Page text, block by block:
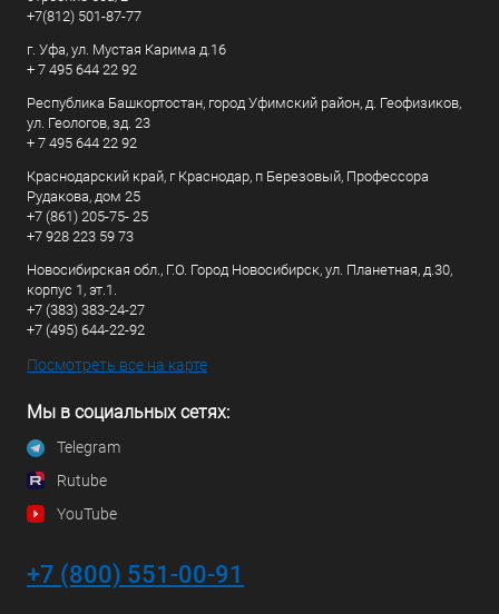
+7(812) 501-87-77
г. Уфа, ул. Мустая Карима д.16
+ 7 495 644 22 92
Республика Башкортостан, город Уфимский район, д. Геофизиков,
ул. Геологов, зд. 23
+ 7 495 644 22 92
Краснодарский край, г Краснодар, п Березовый, Профессора
Рудакова, дом 25
+7 (861) 205-75- 25
+7 928 223 59 73
Новосибирская обл., Г.О. Город Новосибирск, ул. Планетная, д.30,
корпус 1, эт.1.
+7 (383) 383-24-27
+7 (495) 644-22-92
Посмотреть все на карте
Мы в социальных сетях:
Telegram
Rutube
YouTube
+7 (800) 551-00-91